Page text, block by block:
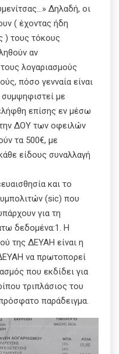
Δηλαδή, οι
( έχοντας ήδη
) τους τόκους
αν
λογαριασμούς
πόσο γενναία είναι
συμψηφιστεί με
επίσης εν μέσω
ΔΟΥ των οφειλών
τα 500€, με
είδους συναλλαγή
και το
(sic) που
για τη
δεδομένα:1. Η
της ΔΕΥΑΗ είναι η
να πρωτοπορεί
που εκδίδει για
τριπλάσιος του
παράδειγμα.